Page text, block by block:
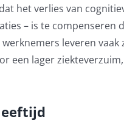
het verlies van
– is te compenseren
werknemers leveren
een lager ziekteverzuim,